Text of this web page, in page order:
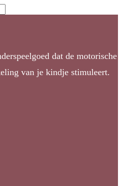
dat de motorische
van je kindje stimuleert.